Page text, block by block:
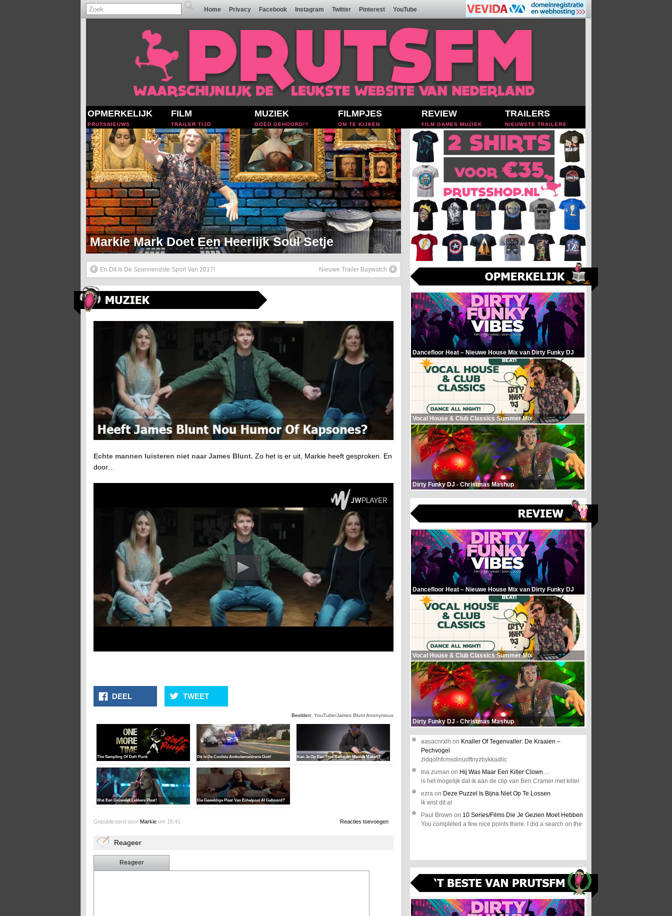
Home Privacy Facebook Instagram Twitter Pinterest YouTube
OPMERKELIJK
PRUTSNIEUWS
FILM
TRAILER TIJD
MUZIEK
GOED GEHOORD!?
FILMPJES
OM TE KIJKEN
REVIEW
FILM GAMES MUZIEK
TRAILERS
NIEUWSTE TRAILERS
Markie Mark Doet Een Heerlijk Soul Setje
En Dit Is De Spannendste Sport Van 2017! Nieuwe Trailer Baywatch
Echte mannen luisteren niet naar James Blunt. Zo het is er uit, Markie heeft gesproken. En
door…
DEEL TWEET
Beelden: YouTube/James Blunt Anonymous
The Sampling Of Daft Punk Dit Is De Coolste Ambulancesirene Ooit! Kan Je Op Een Tros Bananen Muziek Maken?
Wat Een Gruwelijk Lekkere Plaat! Die Geweldige Plaat Van Echelpoel Al Gehoord?
Gepubliceerd door Markie om 15:41 Reacties toevoegen
Reageer
Reageer
Dancefloor Heat – Nieuwe House Mix van Dirty Funky DJ
Vocal House & Club Classics Summer Mix
Dirty Funky DJ - Christmas Mashup
Dancefloor Heat – Nieuwe House Mix van Dirty Funky DJ
Vocal House & Club Classics Summer Mix
Dirty Funky DJ - Christmas Mashup
aasacnrxlh on Knaller Of Tegenvaller: De Kraaien –
Pechvogel
zidqolhfcmsdinudftnyzbykkadlic
Ina zuman on Hij Was Maar Een Killer Clown…
is het mogelijk dat ik aan de clip van Ben Cramer met killer
ezra on Deze Puzzel Is Bijna Niet Op Te Lossen
ik wist dit al
Paul Brown on 10 Series/Films Die Je Gezien Moet Hebben
You completed a few nice points there. I did a search on the